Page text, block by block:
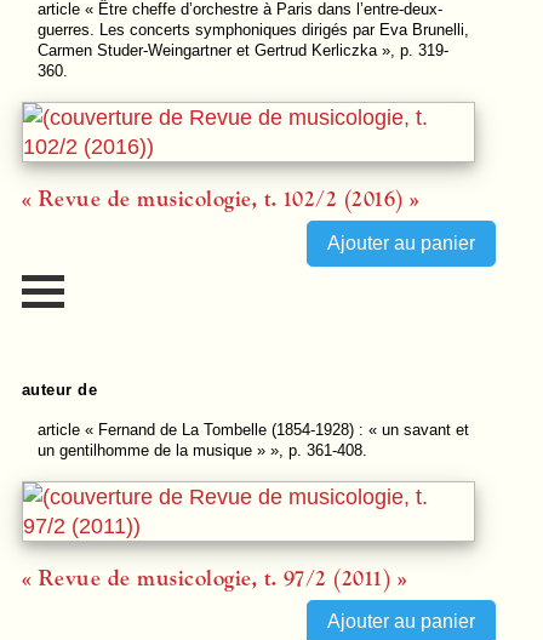
article« Être cheffe d’orchestre à Paris dans l’entre-deux-
guerres. Les concerts symphoniques dirigés par Eva Brunelli,
Carmen Studer-Weingartner et Gertrud Kerliczka », p. 319-
360.
« Revue de musicologie, t. 102/2 (2016) »
auteur de
article« Fernand de La Tombelle (1854-1928) : « un savant et
un gentilhomme de la musique » », p. 361-408.
« Revue de musicologie, t. 97/2 (2011) »